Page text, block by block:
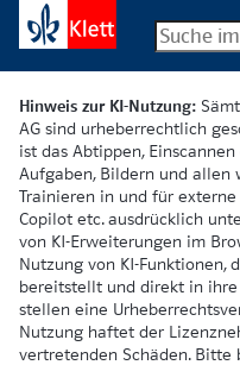
Hinweis zur KI-Nutzung:
AG sind urheberrechtlich
ist das Abtippen,
Aufgaben, Bildern und
Trainieren in und für externe
Copilot etc. ausdrücklich
von KI-Erweiterungen im
Nutzung von KI-Funktionen,
bereitstellt und direkt in ihre
stellen eine
Nutzung haftet der
vertretenden Schäden. Bitte